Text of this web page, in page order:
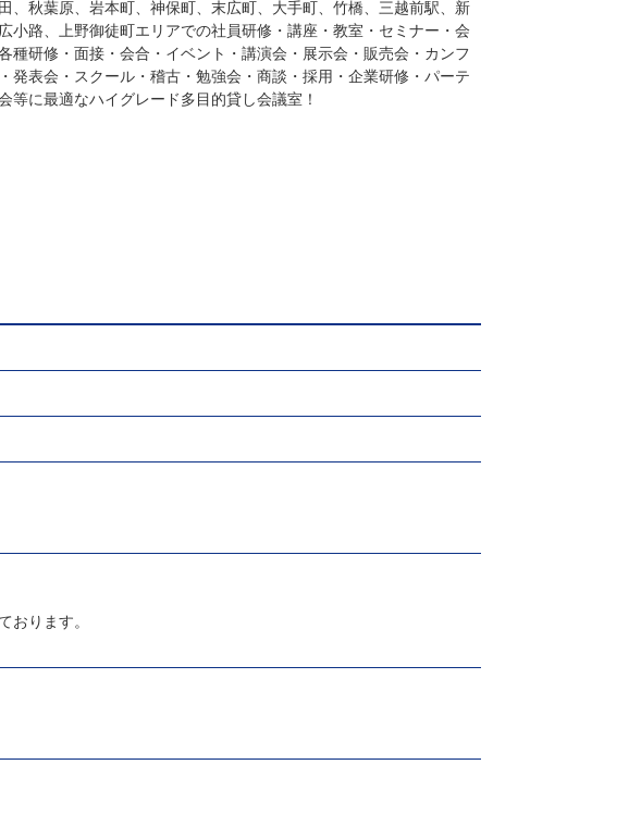
、秋葉原、岩本町、神保町、末広町、大手町、竹橋、三越前駅、新
小路、上野御徒町エリアでの社員研修・講座・教室・セミナー・会
種研修・面接・会合・イベント・講演会・展示会・販売会・カンフ
発表会・スクール・稽古・勉強会・商談・採用・企業研修・パーテ
等に最適なハイグレード多目的貸し会議室！
おります。